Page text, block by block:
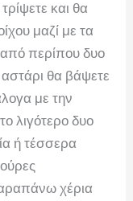
και θα
μαζί με τα
περίπου δυο
θα βάψετε
με την
λιγότερο δυο
ή τέσσερα
χέρια